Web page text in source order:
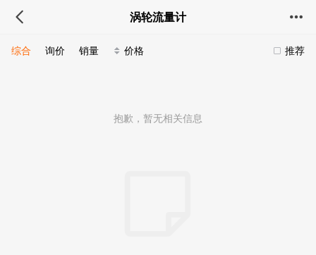
涡轮流量计
推荐
综合 询价 销量 价格
抱歉，暂无相关信息